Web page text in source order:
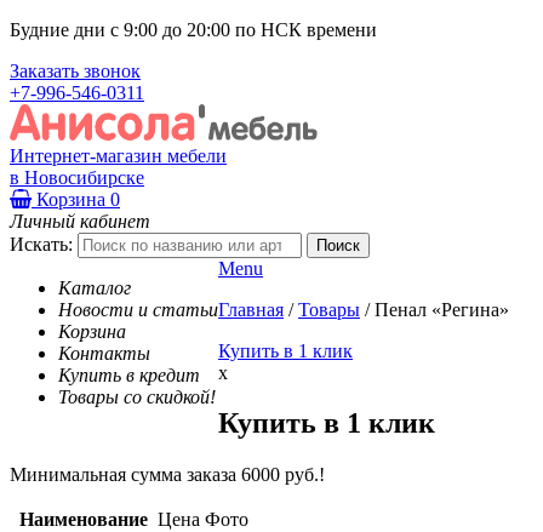
Будние дни с 9:00 до 20:00 по НСК времени
Заказать звонок
+7-996-546-0311
Интернет-магазин мебели
в Новосибирске
Корзина 0
Личный кабинет
Искать:
Каталог
Новости и статьи
Корзина
Контакты
Купить в кредит
Товары со скидкой!
Menu
Главная / Товары / Пенал «Регина»
Купить в 1 клик
x
Купить в 1 клик
Минимальная сумма заказа 6000 руб.!
Наименование Цена Фото